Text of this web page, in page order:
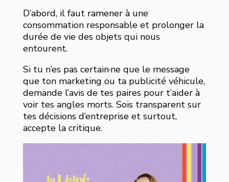
D’abord, il faut ramener à une
consommation responsable et prolonger la
durée de vie des objets qui nous
entourent.
Si tu n’es pas certain·ne que le message
que ton marketing ou ta publicité véhicule,
demande l’avis de tes paires pour t’aider à
voir tes angles morts. Sois transparent sur
tes décisions d’entreprise et surtout,
accepte la critique.